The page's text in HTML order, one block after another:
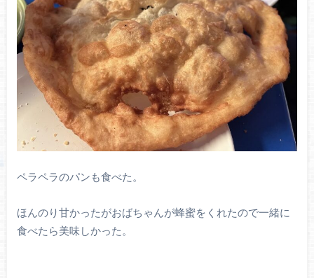
ペラペラのパンも食べた。
ほんのり甘かったがおばちゃんが蜂蜜をくれたので一緒に
食べたら美味しかった。